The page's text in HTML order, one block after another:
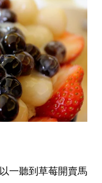
一聽到草莓開賣馬